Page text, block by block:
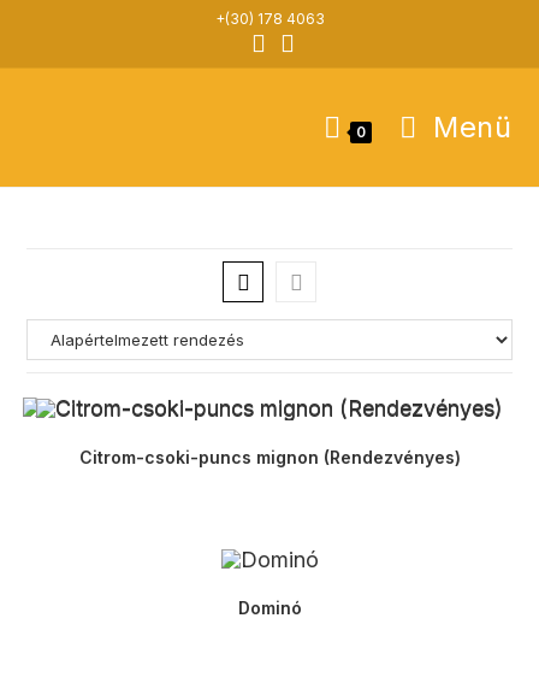
content
+(30) 178 4063
0 Menü
Citrom-csoki-puncs mignon (Rendezvényes)
Dominó